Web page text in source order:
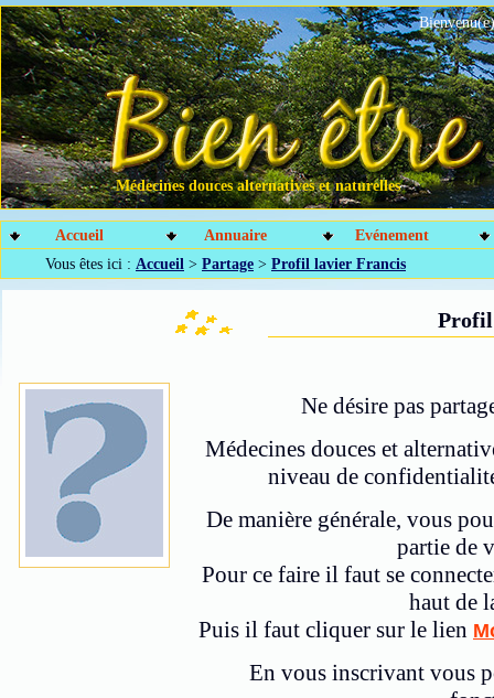
Médecines douces alternatives et naturelles
Accueil Annuaire
Evénement
Vous êtes ici : Accueil > Partage > Profil lavier Francis
Profil
Ne désire pas
Médecines douces et
niveau de
De manière générale, vous
partie de
Pour ce faire il faut se
haut de
Puis il faut cliquer sur le lien
En vous inscrivant vous